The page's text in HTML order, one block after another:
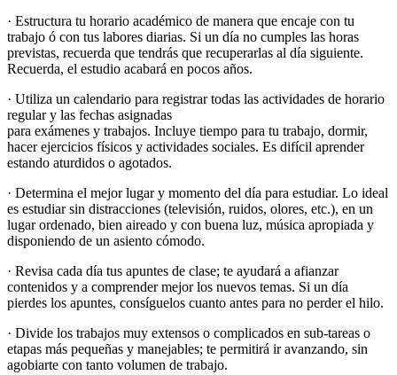
· Estructura tu horario académico de manera que encaje con tu
trabajo ó con tus labores diarias. Si un día no cumples las horas
previstas, recuerda que tendrás que recuperarlas al día siguiente.
Recuerda, el estudio acabará en pocos años.
· Utiliza un calendario para registrar todas las actividades de horario
regular y las fechas asignadas
para exámenes y trabajos. Incluye tiempo para tu trabajo, dormir,
hacer ejercicios físicos y actividades sociales. Es difícil aprender
estando aturdidos o agotados.
· Determina el mejor lugar y momento del día para estudiar. Lo ideal
es estudiar sin distracciones (televisión, ruidos, olores, etc.), en un
lugar ordenado, bien aireado y con buena luz, música apropiada y
disponiendo de un asiento cómodo.
· Revisa cada día tus apuntes de clase; te ayudará a afianzar
contenidos y a comprender mejor los nuevos temas. Si un día
pierdes los apuntes, consíguelos cuanto antes para no perder el hilo.
· Divide los trabajos muy extensos o complicados en sub-tareas o
etapas más pequeñas y manejables; te permitirá ir avanzando, sin
agobiarte con tanto volumen de trabajo.